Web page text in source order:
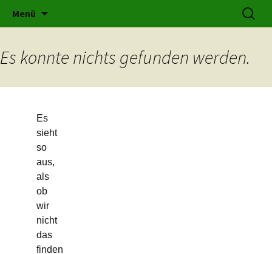
karolines-kraeuterschatz.at
Kräuter für jeden Bereich
Menü
Suchen
nach:
Es konnte nichts gefunden werden.
Es
sieht
so
aus,
als
ob
wir
nicht
das
finden